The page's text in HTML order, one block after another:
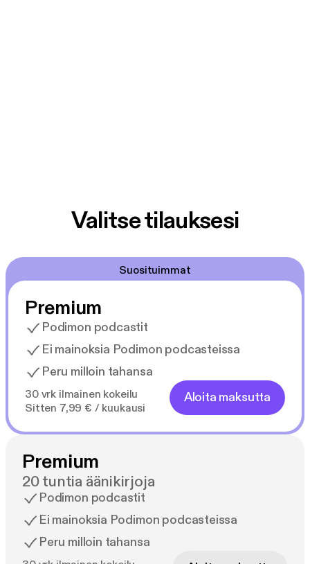
Valitse tilauksesi
Suosituimmat
Premium
Podimon podcastit
Ei mainoksia Podimon podcasteissa
Peru milloin tahansa
30 vrk ilmainen kokeilu
Sitten 7,99 € / kuukausi
Aloita maksutta
Premium
20 tuntia äänikirjoja
Podimon podcastit
Ei mainoksia Podimon podcasteissa
Peru milloin tahansa